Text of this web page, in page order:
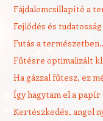
Fájdalomcsillapító a
Fejlődés és tudatosság
Futás a
Fűtésre optimalizált
Ha gázzal fűtesz, ez
Így hagytam el a
Kertészkedés, angol